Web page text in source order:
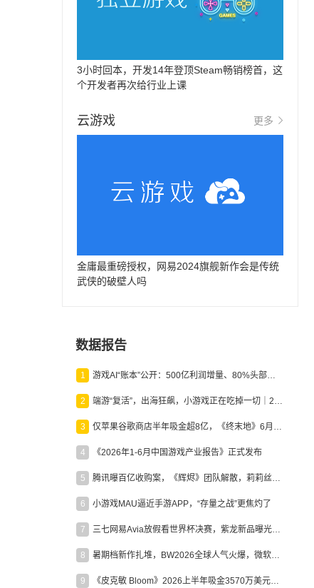
3小时回本，开发14年登顶Steam畅销榜首，这
个开发者再次给行业上课
云游戏 更多
金庸最重磅授权，网易2024旗舰新作会是传统
武侠的破壁人吗
数据报告
1 游戏AI“账本”公开：500亿利润增量、80%头部入局，谁在闷声发财？
2 端游“复活”，出海狂飙，小游戏正在吃掉一切｜2026上半年产业报告
3 仅苹果谷歌商店半年吸金超8亿，《终末地》6月份收入显著回暖
4 《2026年1-6月中国游戏产业报告》正式发布
5 腾讯曝百亿收购案，《辉烬》团队解散，莉莉丝新作曝光｜陀螺周报
6 小游戏MAU逼近手游APP，“存量之战”更焦灼了
7 三七网易Avia放假看世界杯决赛，紫龙新品曝光，米哈游新作上线 | 陀螺周报
8 暑期档新作扎堆，BW2026全球人气火爆，微软XBOX大裁员|陀螺周报
9 《皮克敏 Bloom》2026上半年吸金3570万美元，中国台湾成最大市场